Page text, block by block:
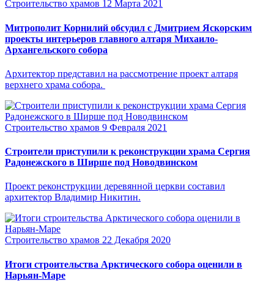
Строительство храмов 12 Марта 2021
Митрополит Корнилий обсудил с Дмитрием Яскорским
проекты интерьеров главного алтаря Михаило-
Архангельского собора
Архитектор представил на рассмотрение проект алтаря
верхнего храма собора.
Строительство храмов 9 Февраля 2021
Строители приступили к реконструкции храма Сергия
Радонежского в Ширше под Новодвинском
Проект реконструкции деревянной церкви составил
архитектор Владимир Никитин.
Строительство храмов 22 Декабря 2020
Итоги строительства Арктического собора оценили в
Нарьян-Маре